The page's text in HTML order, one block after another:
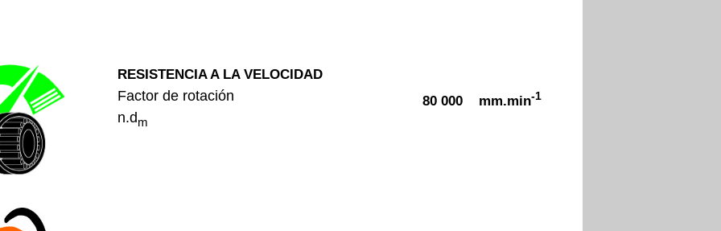
RESISTENCIA A LA VELOCIDAD
Factor de rotación
n.dm
80 000 mm.min-1